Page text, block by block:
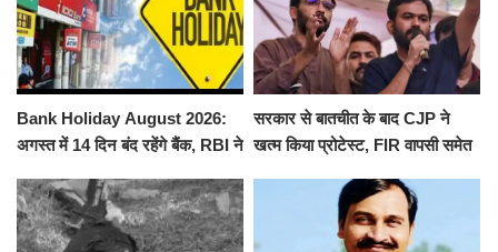
Bank Holiday August 2026:
अगस्त में 14 दिन बंद रहेंगे बैंक, RBI ने
सरकार से बातचीत के बाद CJP ने
खत्म किया प्रोटेस्ट, FIR वापसी समेत